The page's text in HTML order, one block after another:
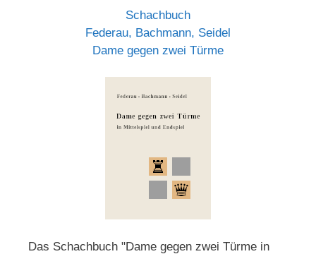
Schachbuch
Federau, Bachmann, Seidel
Dame gegen zwei Türme
Das Schachbuch "Dame gegen zwei Türme in